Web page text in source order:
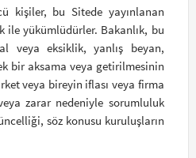
kişiler, bu Sitede yayınlanan
ile yükümlüdürler. Bakanlık, bu
veya eksiklik, yanlış beyan,
bir aksama veya getirilmesinin
veya bireyin iflası veya firma
zarar nedeniyle sorumluluk
söz konusu kuruluşların